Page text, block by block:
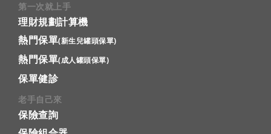
第一次就上手
理財規劃計算機
熱門保單(新生兒罐頭保單)
熱門保單(成人罐頭保單)
保單健診
老手自己來
保險查詢